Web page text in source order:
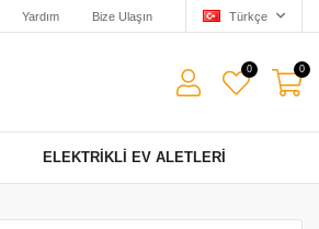
Yardım Bize Ulaşın Türkçe
0 0
ELEKTRIKLI EV ALETLERI